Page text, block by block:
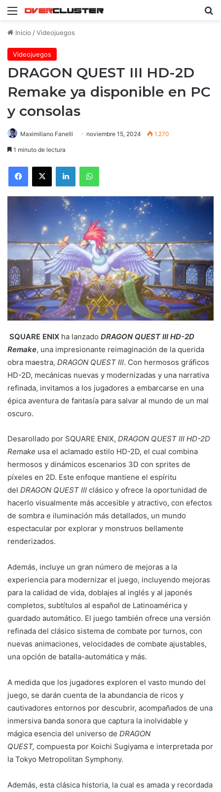
Menú
Inicio /Videojuegos
Videojuegos
DRAGON QUEST III HD-2D
Remake ya disponible en PC
y consolas
Maximiliano Fanelli noviembre 15, 2024 1.270
1 minuto de lectura
Facebook
X LinkedInWhatsApp
SQUARE ENIX ha lanzado DRAGON QUEST III HD-2D
Remake, una impresionante reimaginación de la querida
obra maestra, DRAGON QUEST III. Con hermosos gráficos
HD-2D, mecánicas nuevas y modernizadas y una narrativa
refinada, invitamos a los jugadores a embarcarse en una
épica aventura de fantasía para salvar al mundo de un mal
oscuro.
Desarollado por SQUARE ENIX, DRAGON QUEST III HD-2D
Remake usa el aclamado estilo HD-2D, el cual combina
hermosos y dinámicos escenarios 3D con sprites de
píxeles en 2D. Este enfoque mantiene el espíritu
del DRAGON QUEST III clásico y ofrece la oportunidad de
hacerlo visualmente más accesible y atractivo, con efectos
de sombra e iluminación más detallados, un mundo
espectacular por explorar y monstruos bellamente
renderizados.
Además, incluye un gran número de mejoras a la
experiencia para modernizar el juego, incluyendo mejoras
para la calidad de vida, doblajes al inglés y al japonés
completos, subtítulos al español de Latinoamérica y
guardado automático. El juego también ofrece una versión
refinada del clásico sistema de combate por turnos, con
nuevas animaciones, velocidades de combate ajustables,
una opción de batalla-automática y más.
A medida que los jugadores exploren el vasto mundo del
juego, se darán cuenta de la abundancia de ricos y
cautivadores entornos por descubrir, acompañados de una
inmersiva banda sonora que captura la inolvidable y
mágica esencia del universo de DRAGON
QUEST, compuesta por Koichi Sugiyama e interpretada por
la Tokyo Metropolitan Symphony.
Además, esta clásica historia, la cual es amada y recordada